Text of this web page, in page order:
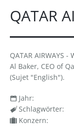
QATAR
QATAR AIRWAYS
Al Baker, CEO of
(Sujet "English").
Jahr:
Schlagwörter:
Konzern: